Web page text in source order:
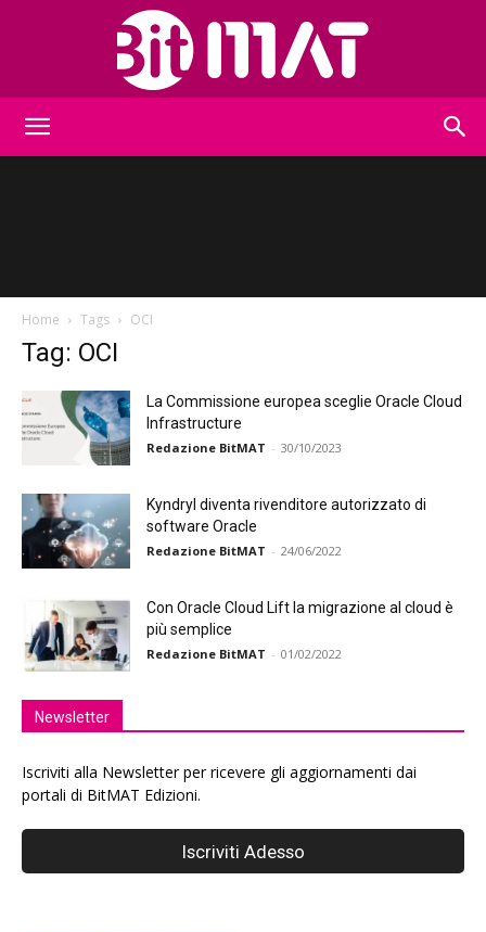
Home Tags OCI
Tag: OCI
La Commissione europea sceglie Oracle Cloud
Infrastructure
Redazione BitMAT - 30/10/2023
Kyndryl diventa rivenditore autorizzato di
software Oracle
Redazione BitMAT - 24/06/2022
Con Oracle Cloud Lift la migrazione al cloud è
più semplice
Redazione BitMAT - 01/02/2022
Newsletter
Iscriviti alla Newsletter per ricevere gli aggiornamenti dai
portali di BitMAT Edizioni.